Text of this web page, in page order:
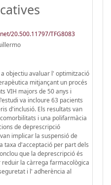
20.500.11797/TFG8083
objectiu avaluar l' optimització
mitjançant un procés
VIH majors de 50 anys i
va incloure 63 pacients
d'inclusió. Els resultats van
i una polifarmàcia
de deprescripció
implicar la suspensió de
taxa d'acceptació per part dels
que la deprescripció és
la càrrega farmacològica
i l' adherència al